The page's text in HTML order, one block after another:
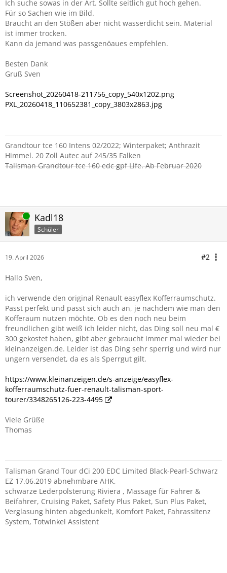
Ich suche sowas in der Art. Sollte seitlich gut hoch gehen.
Für so Sachen wie im Bild.
Braucht an den Stößen aber nicht wasserdicht sein. Material
ist immer trocken.
Kann da jemand was passgenöaues empfehlen.
Besten Dank
Gruß Sven
Screenshot_20260418-211756_copy_540x1202.png
PXL_20260418_110652381_copy_3803x2863.jpg
Grandtour tce 160 Intens 02/2022; Winterpaket; Anthrazit
Himmel. 20 Zoll Autec auf 245/35 Falken
Talisman Grandtour tce 160 edc gpf Life. Ab Februar 2020
Online Kadl18
Schüler
19. April 2026 #2
Hallo Sven,
ich verwende den original Renault easyflex Kofferraumschutz.
Passt perfekt und passt sich auch an, je nachdem wie man den
Kofferaum nutzen möchte. Ob es den noch neu beim
freundlichen gibt weiß ich leider nicht, das Ding soll neu mal €
300 gekostet haben, gibt aber gebraucht immer mal wieder bei
kleinanzeigen.de. Leider ist das Ding sehr sperrig und wird nur
ungern versendet, da es als Sperrgut gilt.
https://www.kleinanzeigen.de/s-anzeige/easyflex-
kofferraumschutz-fuer-renault-talisman-sport-
tourer/3348265126-223-4495
Viele Grüße
Thomas
Talisman Grand Tour dCi 200 EDC Limited Black-Pearl-Schwarz
EZ 17.06.2019 abnehmbare AHK,
schwarze Lederpolsterung Riviera , Massage für Fahrer &
Beifahrer, Cruising Paket, Safety Plus Paket, Sun Plus Paket,
Verglasung hinten abgedunkelt, Komfort Paket, Fahrassitenz
System, Totwinkel Assistent